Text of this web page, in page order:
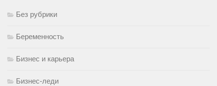
Без рубрики
Беременность
Бизнес и карьера
Бизнес-леди